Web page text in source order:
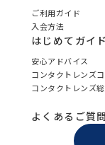
ご利用ガイド
入会方法
はじめてガイド
安心アドバイス
コンタクトレンズ
コンタクトレンズ
よくあるご質問